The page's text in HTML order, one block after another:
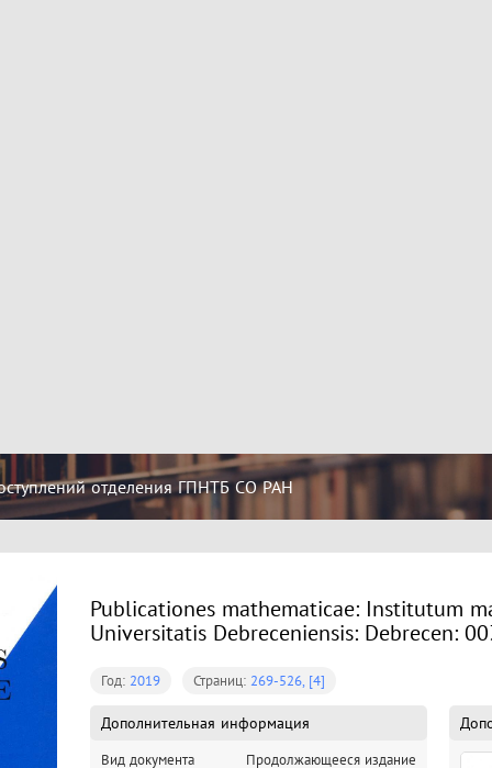
отделения ГПНТБ СО РАН
Publicationes mathematicae: Institutum
Universitatis Debreceniensis: Debrecen:
Год: 2019 Страниц: 269-526, [4]
Дополнительная информация
Вид документа
Продолжающееся издание